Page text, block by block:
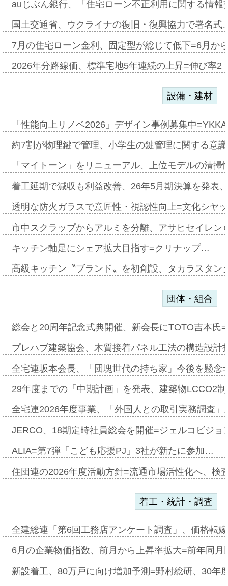
auじぶん銀行、「住宅ローン不正利用に関する情
国土交通省、ウクライナの復旧・復興協力で署名
7月の住宅ローン金利、固定型が総じて低下=6月か
2026年分路線価、標準宅地5年連続の上昇=伸び率
設備・建材
「性能向上リノベ2026」デザイン事例募集中
約7割が物理鍵で管理、小学生の鍵管理に関する意
「マイトーン」をリニューアル、上位モデルの清
着工延期で減収も利益改善、26年5月期決算を発表
透明な防火ガラスで意匠性・視認性向上=文化シヤ
市中スクラップからアルミを分離、アサヒセイレ
キッチン軸足にシェア拡大目指す=クリナップ…
高級キッチン〝ブランド〟を初創設、タカラスタ
団体・組合
総会と20周年記念式典開催、新会長にTOTO吉本氏
プレハブ建築協会、木質接着パネル工法の構造設
全宅連坂本会長、「団塊世代の持ち家」今後を懸
29年度までの「中期計画」を発表、建築物LCCO2
全宅連2026年度事業、「外国人との取引実務調査
JERCO、18期定時社員総会を開催=ジェルコビジ
ALIA=第7弾「こども応援PJ」3社が新たに参加…
住団連の2026年度活動方針=流通市場活性化へ、検
着工・統計・調査
全建総連「第6回工務店アンケート調査」、価格転
6月の企業物価指数、前月から上昇率拡大=前年同
新設着工、80万戸に向け増加予測=野村総研、30年